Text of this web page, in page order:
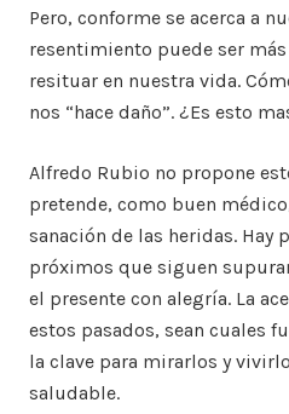
Pero, conforme se acerca a
resentimiento puede ser
resituar en nuestra vida.
nos “hace daño”. ¿Es esto
Alfredo Rubio no propone
pretende, como buen
sanación de las heridas. Hay
próximos que siguen
el presente con alegría. La
estos pasados, sean cuales
la clave para mirarlos y
saludable.